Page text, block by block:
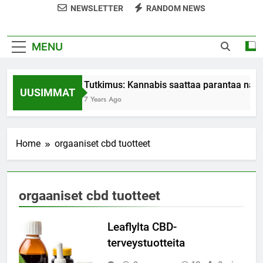
NEWSLETTER RANDOM NEWS
MENU
UUSIMMAT
Tutkimus: Kannabis saattaa parantaa
7 Years Ago
Home orgaaniset cbd tuotteet
orgaaniset cbd tuotteet
Leaflylta CBD-
terveystuotteita